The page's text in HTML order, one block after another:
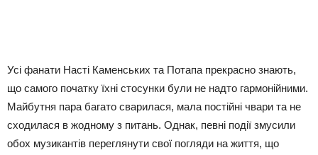
Усі фанати Насті Каменських та Потапа прекрасно знають,
що самого початку їхні стосунки були не надто гармонійними.
Майбутня пара багато сварилася, мала постійні чвари та не
сходилася в жодному з питань. Однак, певні події змусили
обох музикантів переглянути свої погляди на життя, що